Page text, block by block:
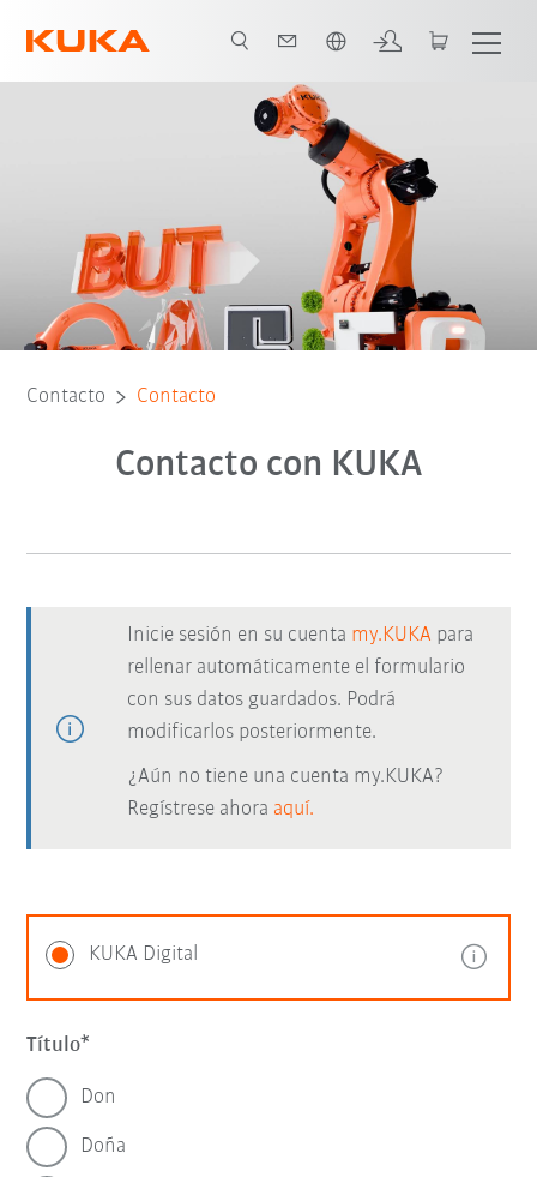
Contacto Contacto
Contacto con KUKA
Inicie sesión en su cuenta my.KUKA para
rellenar automáticamente el formulario
con sus datos guardados. Podrá
modificarlos posteriormente.
¿Aún no tiene una cuenta my.KUKA?
Regístrese ahora aquí.
KUKA Digital
Título
Don
Doña